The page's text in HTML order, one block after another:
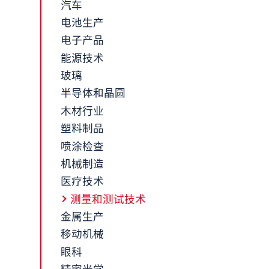
汽车
电池生产
电子产品
能源技术
玻璃
半导体和晶圆
木材行业
塑料制品
喷涂检查
机械制造
医疗技术
测量和测试技术
金属生产
移动机械
眼科